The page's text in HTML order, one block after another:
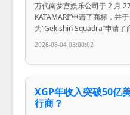
万代南梦宫娱乐公司于 2 月
KATAMARI”申请了商标，并
为“Gekishin Squadra”申请了
2026-08-04 03:00:02
XGP年收入突破50亿
行商？